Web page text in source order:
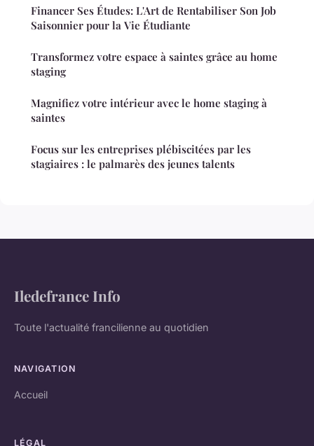
Financer Ses Études: L'Art de Rentabiliser Son Job
Saisonnier pour la Vie Étudiante
Transformez votre espace à saintes grâce au home
staging
Magnifiez votre intérieur avec le home staging à
saintes
Focus sur les entreprises plébiscitées par les
stagiaires : le palmarès des jeunes talents
Iledefrance Info
Toute l'actualité francilienne au quotidien
NAVIGATION
Accueil
LÉGAL